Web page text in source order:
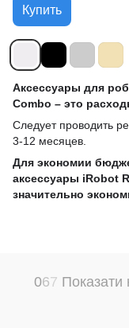
Купить
Аксессуары для
Combo – это
Следует проводить
3-12 месяцев.
Для экономии
аксессуары iRobot
значительно
067 Показати